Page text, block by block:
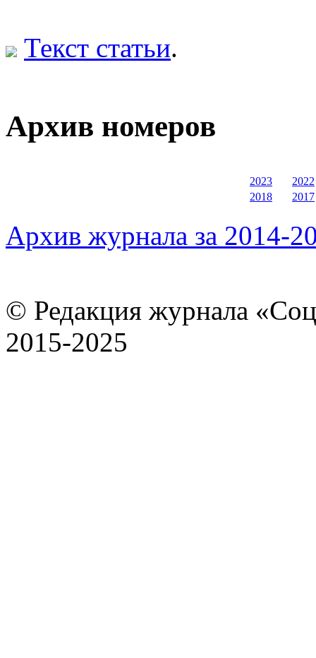
Текст статьи.
Архив номеров
2023
2022
2018
2017
Архив журнала за 2014-
© Редакция журнала
2015-2025